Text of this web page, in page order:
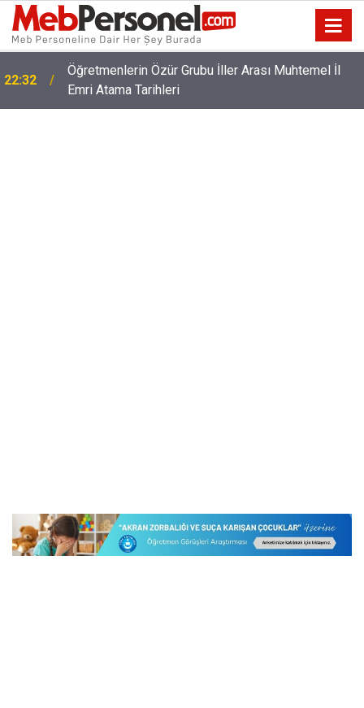
22:32
Öğretmenlerin Özür Grubu İller Arası Muhtemel İl
Emri Atama Tarihleri